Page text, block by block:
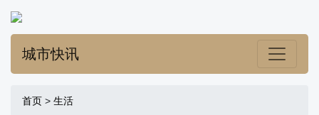
城市快讯
首页 > 生活